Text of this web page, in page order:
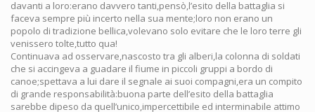
davanti a loro:erano davvero tanti,pensò,l’esito della battaglia si
faceva sempre più incerto nella sua mente;loro non erano un
popolo di tradizione bellica,volevano solo evitare che le loro terre gli
venissero tolte,tutto qua!
Continuava ad osservare,nascosto tra gli alberi,la colonna di soldati
che si accingeva a guadare il fiume in piccoli gruppi a bordo di
canoe;spettava a lui dare il segnale ai suoi compagni,era un compito
di grande responsabilità:buona parte dell’esito della battaglia
sarebbe dipeso da quell’unico,impercettibile ed interminabile attimo